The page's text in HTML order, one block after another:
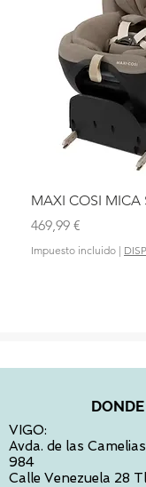
MAXI COSI MICA
Precio
469,99 €
Impuesto incluido |
VIGO:
Avda. de las
984
Calle Venezuela 28